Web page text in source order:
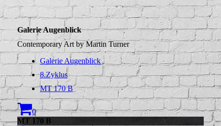
Galerie Augenblick
Contemporary Art by Martin Turner
Galerie Augenblick
8.Zyklus
MT 170 B
0
MT 170 B